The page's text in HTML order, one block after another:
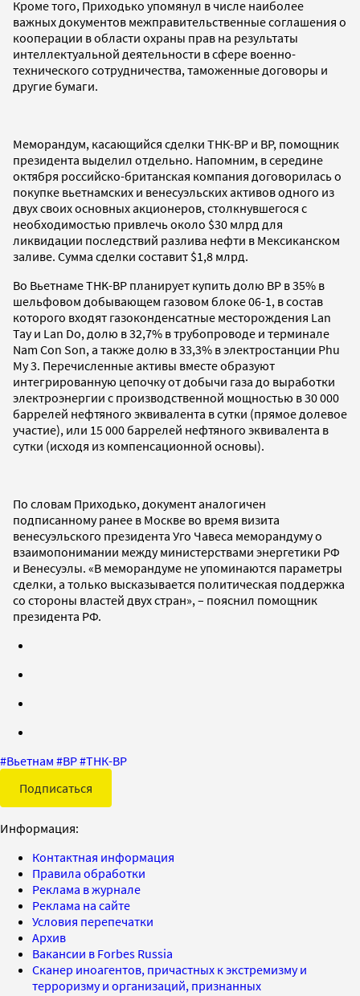
Кроме того, Приходько упомянул в числе наиболее
важных документов межправительственные соглашения о
кооперации в области охраны прав на результаты
интеллектуальной деятельности в сфере военно-
технического сотрудничества, таможенные договоры и
другие бумаги.
Меморандум, касающийся сделки ТНК-BP и BP, помощник
президента выделил отдельно. Напомним, в середине
октября российско-британская компания договорилась о
покупке вьетнамских и венесуэльских активов одного из
двух своих основных акционеров, столкнувшегося с
необходимостью привлечь около $30 млрд для
ликвидации последствий разлива нефти в Мексиканском
заливе. Сумма сделки составит $1,8 млрд.
Во Вьетнаме TНK-BP планирует купить долю BP в 35% в
шельфовом добывающем газовом блоке 06-1, в состав
которого входят газоконденсатные месторождения Lan
Tay и Lan Do, долю в 32,7% в трубопроводе и терминале
Nam Con Son, а также долю в 33,3% в электростанции Phu
My 3. Перечисленные активы вместе образуют
интегрированную цепочку от добычи газа до выработки
электроэнергии с производственной мощностью в 30 000
баррелей нефтяного эквивалента в сутки (прямое долевое
участие), или 15 000 баррелей нефтяного эквивалента в
сутки (исходя из компенсационной основы).
По словам Приходько, документ аналогичен
подписанному ранее в Москве во время визита
венесуэльского президента Уго Чавеса меморандуму о
взаимопонимании между министерствами энергетики РФ
и Венесуэлы. «В меморандуме не упоминаются параметры
сделки, а только высказывается политическая поддержка
со стороны властей двух стран», – пояснил помощник
президента РФ.
#Вьетнам #BP#ТНК-BP
Подписаться
Информация:
Контактная информация
Правила обработки
Реклама в журнале
Реклама на сайте
Условия перепечатки
Архив
Вакансии в Forbes Russia
Сканер иноагентов, причастных к экстремизму и
терроризму и организаций, признанных